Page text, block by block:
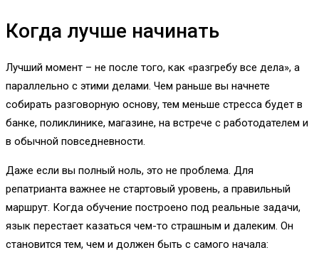
Когда лучше начинать
Лучший момент – не после того, как «разгребу все дела», а
параллельно с этими делами. Чем раньше вы начнете
собирать разговорную основу, тем меньше стресса будет в
банке, поликлинике, магазине, на встрече с работодателем и
в обычной повседневности.
Даже если вы полный ноль, это не проблема. Для
репатрианта важнее не стартовый уровень, а правильный
маршрут. Когда обучение построено под реальные задачи,
язык перестает казаться чем-то страшным и далеким. Он
становится тем, чем и должен быть с самого начала: